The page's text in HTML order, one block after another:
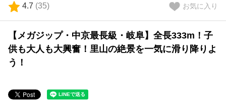
【夏のスタッフ体験】1日限りのドキドキワクワクのスタッフ体験
【メガジップ・中京最長級・岐阜】全長333m！子
供も大人も大興奮！里山の絶景を一気に滑り降りよ
う！
4.7 (35) お気に入り